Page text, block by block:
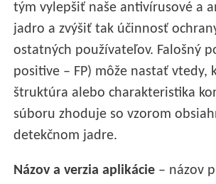
tým vylepšiť naše antivírusové a
jadro a zvýšiť tak účinnosť
ostatných používateľov. Falošný
positive – FP) môže nastať vtedy,
štruktúra alebo charakteristika
súboru zhoduje so vzorom
detekčnom jadre.
Názov a verzia aplikácie – názov